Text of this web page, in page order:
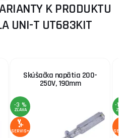
K PRODUKTU
UNI-T UT683KIT
Skúšačka napätia 200-
250V, 190mm
-3 %
ZĽAVA
SERVIS+
-10